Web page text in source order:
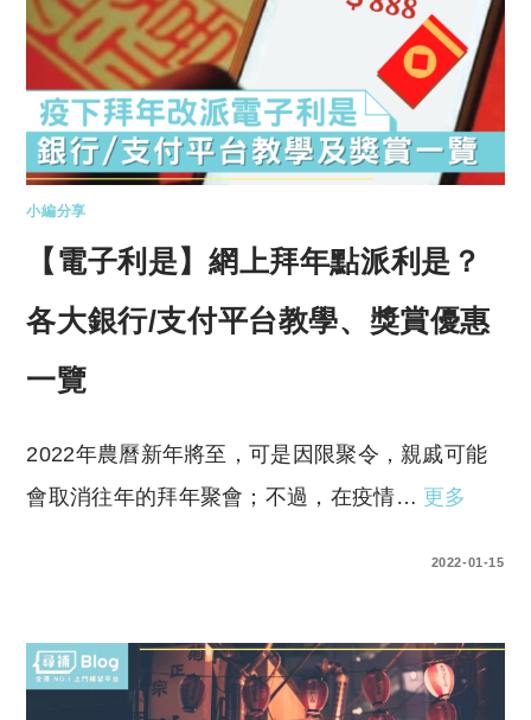
小編分享
【電子利是】網上拜年點派利是？
各大銀行/支付平台教學、獎賞優惠
一覽
2022年農曆新年將至，可是因限聚令，親戚可能
會取消往年的拜年聚會；不過，在疫情… 更多
2022-01-15